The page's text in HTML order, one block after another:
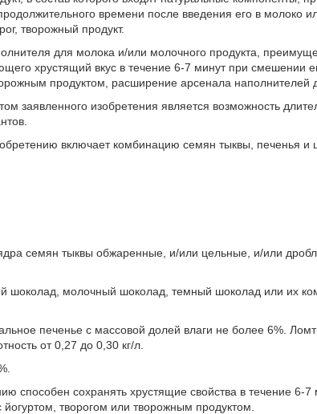
времени после введения его в молоко
творожный продукт.
для молока и/или молочного продукта,
хрустящий вкус в течение 6-7 минут при смешении
продуктом, расширение арсенала наполнителей
заявленного изобретения является возможность
включает комбинацию семян тыквы, печенья и
семян тыквы обжаренные, и/или цельные, и/или
шоколад, молочный шоколад, темный шоколад или их
печенье с массовой долей влаги не более 6%.
от 0,27 до 0,30 кг/л.
способен сохранять хрустящие свойства в течение 6-
творогом или творожным продуктом.